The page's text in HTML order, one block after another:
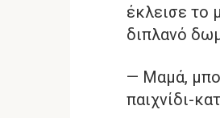
έκλεισε το
διπλανό
— Μαμά,
παιχνίδι-